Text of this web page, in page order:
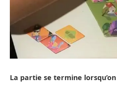
La partie se termine